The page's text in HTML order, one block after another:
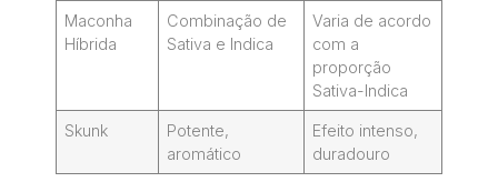
Maconha
Híbrida
Combinação de
Sativa e Indica
Varia de acordo
com a
proporção
Sativa-Indica
Skunk
Potente,
aromático
Efeito intenso,
duradouro